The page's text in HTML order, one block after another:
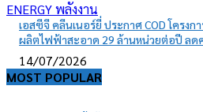
ENERGY พลังงาน
เอสซีจี คลีนเนอร์ยี่ ประกาศ COD โครง
ผลิตไฟฟ้าสะอาด 29 ล้านหน่วยต่อปี ลด
14/07/2026
MOST POPULAR